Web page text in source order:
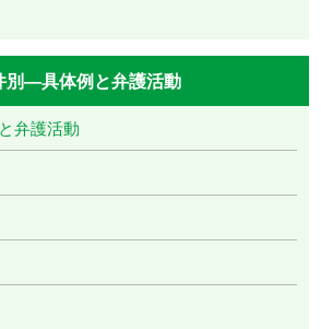
別―具体例と弁護活動
弁護活動